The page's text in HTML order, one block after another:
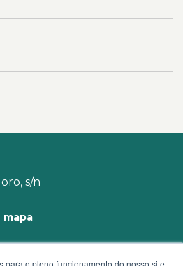
s/n
mapa
para o pleno funcionamento do nosso site,